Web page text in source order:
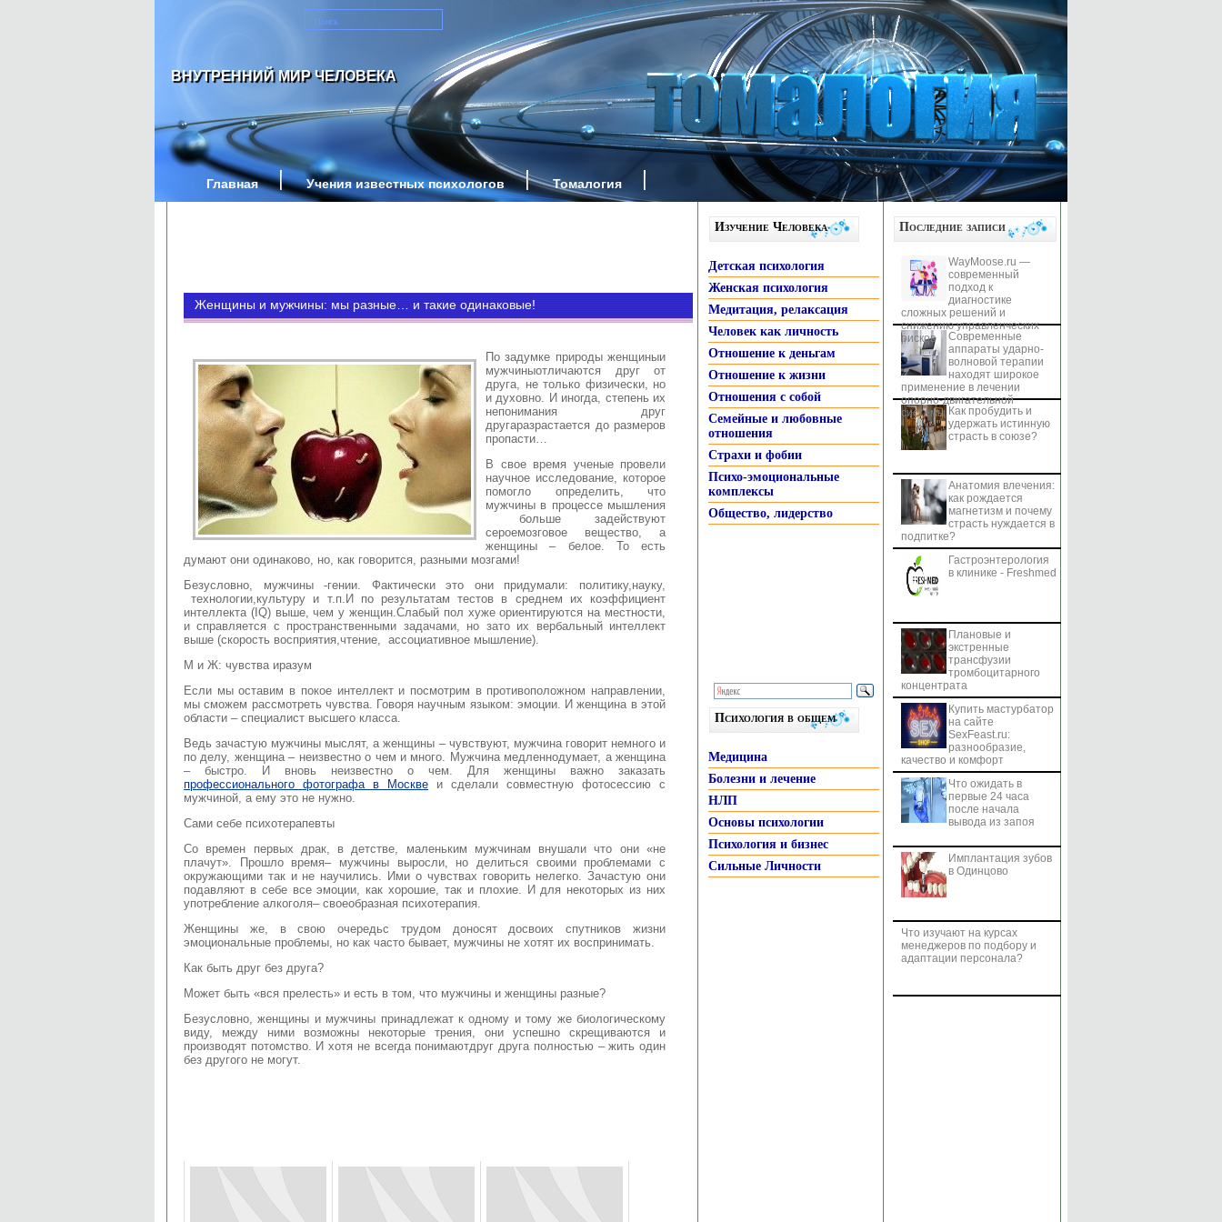
ВНУТРЕННИЙ МИР ЧЕЛОВЕКА
Главная Учения известных психологов Томалогия
Женщины и мужчины: мы разные… и такие одинаковые!
По задумке природы женщиныи
мужчиныотличаются друг от
друга, не только физически, но
и духовно. И иногда, степень их
непонимания друг
другаразрастается до размеров
пропасти…
В свое время ученые провели
научное исследование, которое
помогло определить, что
мужчины в процессе мышления
больше задействуют
сероемозговое вещество, а
женщины – белое. То есть
думают они одинаково, но, как говорится, разными мозгами!
Безусловно, мужчины -гении. Фактически это они придумали: политику,науку,
технологии,культуру и т.п.И по результатам тестов в среднем их коэффициент
интеллекта (IQ) выше, чем у женщин.Слабый пол хуже ориентируются на местности,
и справляется с пространственными задачами, но зато их вербальный интеллект
выше (скорость восприятия,чтение, ассоциативное мышление).
М и Ж: чувства иразум
Если мы оставим в покое интеллект и посмотрим в противоположном направлении,
мы сможем рассмотреть чувства. Говоря научным языком: эмоции. И женщина в этой
области – специалист высшего класса.
Ведь зачастую мужчины мыслят, а женщины – чувствуют, мужчина говорит немного и
по делу, женщина – неизвестно о чем и много. Мужчина медленнодумает, а женщина
– быстро. И вновь неизвестно о чем. Для женщины важно заказать
профессионального фотографа в Москве и сделали совместную фотосессию с
мужчиной, а ему это не нужно.
Сами себе психотерапевты
Со времен первых драк, в детстве, маленьким мужчинам внушали что они «не
плачут». Прошло время– мужчины выросли, но делиться своими проблемами с
окружающими так и не научились. Ими о чувствах говорить нелегко. Зачастую они
подавляют в себе все эмоции, как хорошие, так и плохие. И для некоторых из них
употребление алкоголя– своеобразная психотерапия.
Женщины же, в свою очередьс трудом доносят досвоих спутников жизни
эмоциональные проблемы, но как часто бывает, мужчины не хотят их воспринимать.
Как быть друг без друга?
Может быть «вся прелесть» и есть в том, что мужчины и женщины разные?
Безусловно, женщины и мужчины принадлежат к одному и тому же биологическому
виду, между ними возможны некоторые трения, они успешно скрещиваются и
производят потомство. И хотя не всегда понимаютдруг друга полностью – жить один
без другого не могут.
Изучение Человека
Детская психология
Женская психология
Медитация, релаксация
Человек как личность
Отношение к деньгам
Отношение к жизни
Отношения с собой
Семейные и любовные
отношения
Страхи и фобии
Психо-эмоциональные
комплексы
Общество, лидерство
Психология в общем
Медицина
Болезни и лечение
НЛП
Основы психологии
Психология и бизнес
Сильные Личности
Последние записи
WayMoose.ru —
современный
подход к
диагностике
сложных решений и
снижению управленческих
рисков
Современные
аппараты ударно-
волновой терапии
находят широкое
применение в лечении
опорно-двигательной
системы Как пробудить и
удержать истинную
страсть в союзе?
Анатомия влечения:
как рождается
магнетизм и почему
страсть нуждается в
подпитке?
Гастроэнтерология
в клинике - Freshmed
Плановые и
экстренные
трансфузии
тромбоцитарного
концентрата
Купить мастурбатор
на сайте
SexFeast.ru:
разнообразие,
качество и комфорт
Что ожидать в
первые 24 часа
после начала
вывода из запоя
Имплантация зубов
в Одинцово
Что изучают на курсах
менеджеров по подбору и
адаптации персонала?